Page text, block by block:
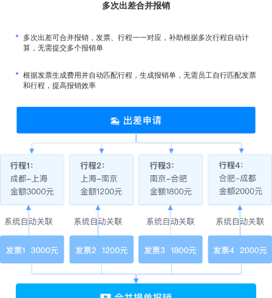
多次出差合并报销
多次出差可合并报销，发票、行程一一对应，补助根据多次行程自动计
算，无需提交多个报销单
根据发票生成费用并自动匹配行程，生成报销单，无需员工自行匹配发票
和行程，提高报销效率